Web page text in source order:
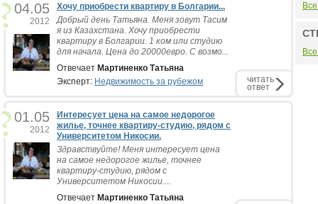
04.05
2012
Хочу приобрести квартиру в Болгарии...
Добрый день Татьяна. Меня зовут Тасим
я из Казахстана. Хочу приобрести
квартиру в Болгарии. 1 ком или студию
для начала. Цена до 20000евро. С возмо...
Отвечает Мартиненко Татьяна
Эксперт: Недвижимость за рубежом читать
ответ
01.05
2012
Интересует цена на самое недорогое
жилье, точнее квартиру-студию, рядом с
Университетом Никосии.
Здравствуйте! Меня интересует цена
на самое недорогое жилье, точнее
квартиру-студию, рядом с
Университетом Никосии....
Отвечает Мартиненко Татьяна